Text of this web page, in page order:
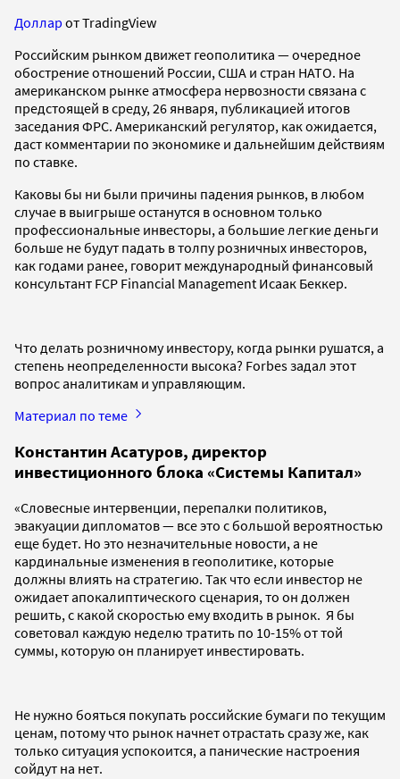
Доллар от TradingView
Российским рынком движет геополитика — очередное
обострение отношений России, США и стран НАТО. На
американском рынке атмосфера нервозности связана с
предстоящей в среду, 26 января, публикацией итогов
заседания ФРС. Американский регулятор, как ожидается,
даст комментарии по экономике и дальнейшим действиям
по ставке.
Каковы бы ни были причины падения рынков, в любом
случае в выигрыше останутся в основном только
профессиональные инвесторы, а большие легкие деньги
больше не будут падать в толпу розничных инвесторов,
как годами ранее, говорит международный финансовый
консультант FCP Financial Management Исаак Беккер.
Что делать розничному инвестору, когда рынки рушатся, а
степень неопределенности высока? Forbes задал этот
вопрос аналитикам и управляющим.
Материал по теме
Константин Асатуров, директор
инвестиционного блока «Системы Капитал»
«Словесные интервенции, перепалки политиков,
эвакуации дипломатов — все это с большой вероятностью
еще будет. Но это незначительные новости, а не
кардинальные изменения в геополитике, которые
должны влиять на стратегию. Так что если инвестор не
ожидает апокалиптического сценария, то он должен
решить, с какой скоростью ему входить в рынок. Я бы
советовал каждую неделю тратить по 10-15% от той
суммы, которую он планирует инвестировать.
Не нужно бояться покупать российские бумаги по текущим
ценам, потому что рынок начнет отрастать сразу же, как
только ситуация успокоится, а панические настроения
сойдут на нет.